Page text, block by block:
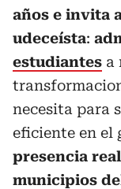
años e invita
udeceísta:
estudiantes a
necesita para
eficiente en el
presencia
municipios